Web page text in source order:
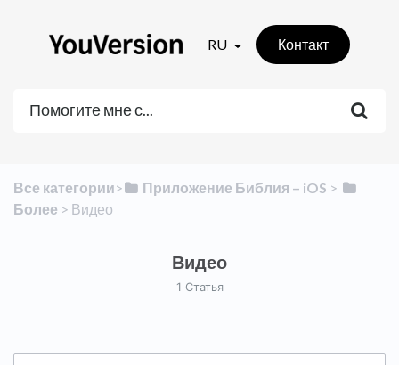
RU Контакт
Все категории​>​ ​Приложение Библия – iOS ​ > ​
Более ​ > ​ ​Видео
Видео
1 Статья